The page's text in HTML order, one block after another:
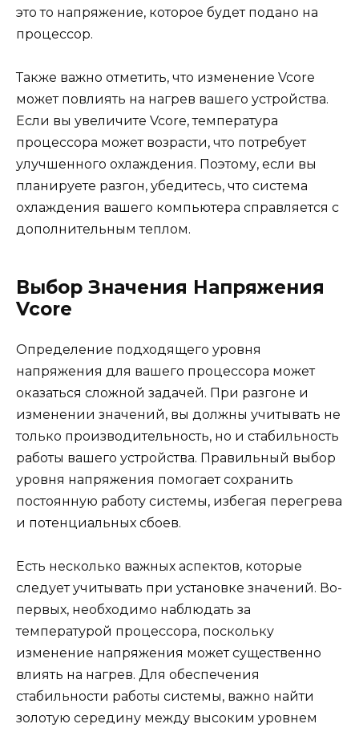
это то напряжение, которое будет подано на
процессор.
Также важно отметить, что изменение Vcore
может повлиять на нагрев вашего устройства.
Если вы увеличите Vcore, температура
процессора может возрасти, что потребует
улучшенного охлаждения. Поэтому, если вы
планируете разгон, убедитесь, что система
охлаждения вашего компьютера справляется с
дополнительным теплом.
Выбор Значения Напряжения
Vcore
Определение подходящего уровня
напряжения для вашего процессора может
оказаться сложной задачей. При разгоне и
изменении значений, вы должны учитывать не
только производительность, но и стабильность
работы вашего устройства. Правильный выбор
уровня напряжения помогает сохранить
постоянную работу системы, избегая перегрева
и потенциальных сбоев.
Есть несколько важных аспектов, которые
следует учитывать при установке значений. Во-
первых, необходимо наблюдать за
температурой процессора, поскольку
изменение напряжения может существенно
влиять на нагрев. Для обеспечения
стабильности работы системы, важно найти
золотую середину между высоким уровнем